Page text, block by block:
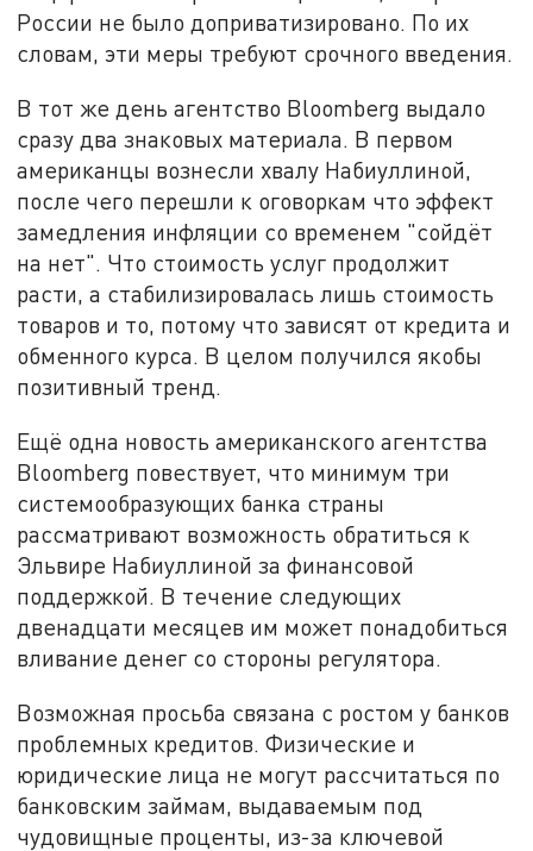
России не было доприватизировано. По их
словам, эти меры требуют срочного введения.
В тот же день агентство Bloomberg выдало
сразу два знаковых материала. В первом
американцы вознесли хвалу Набиуллиной,
после чего перешли к оговоркам что эффект
замедления инфляции со временем "сойдёт
на нет". Что стоимость услуг продолжит
расти, а стабилизировалась лишь стоимость
товаров и то, потому что зависят от кредита и
обменного курса. В целом получился якобы
позитивный тренд.
Ещё одна новость американского агентства
Bloomberg повествует, что минимум три
системообразующих банка страны
рассматривают возможность обратиться к
Эльвире Набиуллиной за финансовой
поддержкой. В течение следующих
двенадцати месяцев им может понадобиться
вливание денег со стороны регулятора.
Возможная просьба связана с ростом у банков
проблемных кредитов. Физические и
юридические лица не могут рассчитаться по
банковским займам, выдаваемым под
чудовищные проценты, из-за ключевой